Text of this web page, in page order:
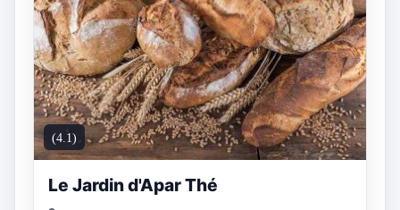
(4.1)
Le Jardin d'Apar Thé